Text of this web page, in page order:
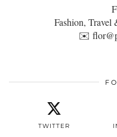
Fashion, Travel
✉️
TWITTER